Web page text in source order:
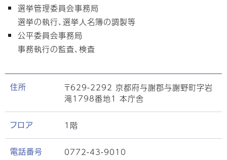
選挙管理委員会事務局
選挙の執行、選挙人名簿の調製等
公平委員会事務局
事務執行の監査、検査
住所
〒629-2292 京都府与謝郡与謝野町字岩
滝1798番地1 本庁舎
フロア 1階
電話番号 0772-43-9010